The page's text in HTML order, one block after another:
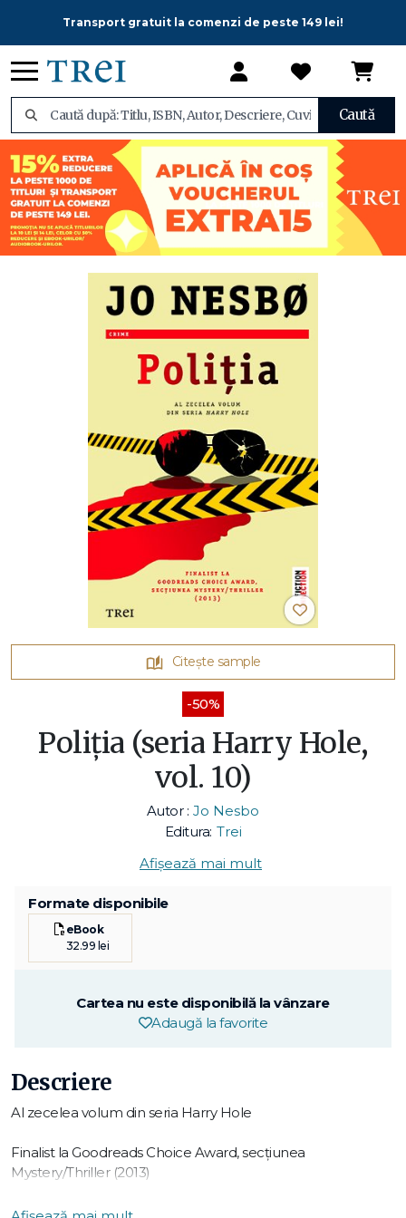
Transport gratuit la comenzi de peste 149 lei!
Caută
Citește sample
-50%
Poliția (seria Harry Hole,
vol. 10)
Autor : Jo Nesbo
Editura: Trei
Afișează mai mult
Formate disponibile
eBook
32.99 lei
Cartea nu este disponibilă la vânzare
Adaugă la favorite
Descriere
Al zecelea volum din seria Harry Hole
Finalist la Goodreads Choice Award, secțiunea
Mystery/Thriller (2013)
Cadavrul unui fost polițist găsit în locul unei crime pe care el